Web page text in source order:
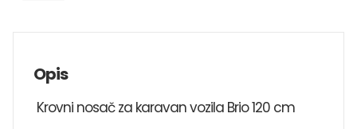
Opis
Krovni nosač za karavan vozila Brio 120 cm